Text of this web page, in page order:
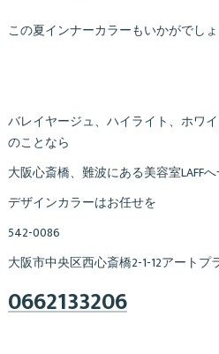
この夏インナーカラーもいかがでし
バレイヤージュ、ハイライト、ホワ
のことなら
大阪心斎橋、難波にある美容室LAFF
デザインカラーはお任せを
542-0086
大阪市中央区西心斎橋2-1-12アートプ
0662133206